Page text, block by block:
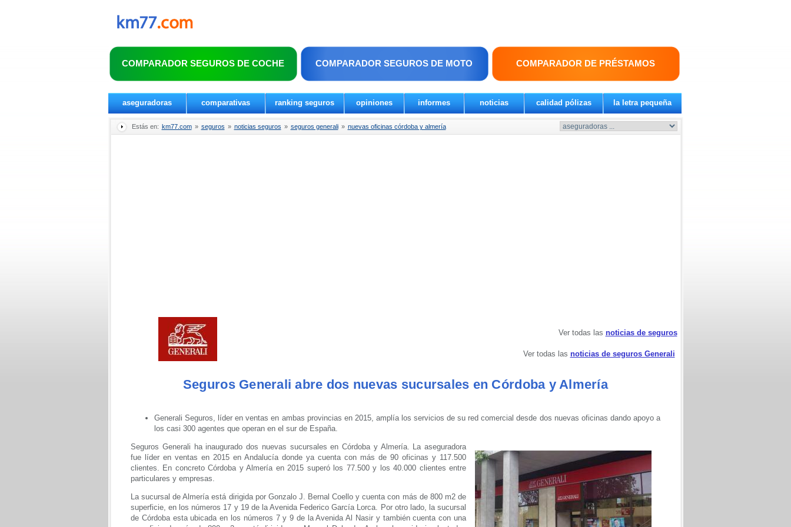
COMPARADOR SEGUROS DE COCHE COMPARADOR SEGUROS DE MOTO COMPARADOR DE PRÉSTAMOS
aseguradoras comparativas ranking seguros opiniones informes noticias calidad pólizas la letra pequeña
Estás en: km77.com » seguros » noticias seguros » seguros generali » nuevas oficinas córdoba y almería
Ver todas las noticias de seguros
Ver todas las noticias de seguros Generali
Seguros Generali abre dos nuevas sucursales en Córdoba y Almería
Generali Seguros, líder en ventas en ambas provincias en 2015, amplía los servicios de su red comercial desde dos nuevas oficinas dando apoyo a
los casi 300 agentes que operan en el sur de España.
Seguros Generali ha inaugurado dos nuevas sucursales en Córdoba y Almería. La aseguradora
fue líder en ventas en 2015 en Andalucía donde ya cuenta con más de 90 oficinas y 117.500
clientes. En concreto Córdoba y Almería en 2015 superó los 77.500 y los 40.000 clientes entre
particulares y empresas.
La sucursal de Almería está dirigida por Gonzalo J. Bernal Coello y cuenta con más de 800 m2 de
superficie, en los números 17 y 19 de la Avenida Federico García Lorca. Por otro lado, la sucursal
de Córdoba esta ubicada en los números 7 y 9 de la Avenida Al Nasir y también cuenta con una